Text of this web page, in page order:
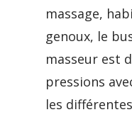
massage,
genoux, le
masseur est
pressions
les